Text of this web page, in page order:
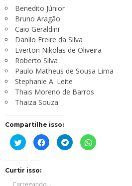
Benedito Júnior
Bruno Aragão
Caio Geraldini
Danilo Freire da Silva
Everton Nikolas de Oliveira
Roberto Silva
Paulo Matheus de Sousa Lima
Stephanie A. Leite
Thais Moreno de Barros
Thaiza Souza
Compartilhe isso:
Clique
para
compartilhar
em
janela)
Clique
para
compartilhar
janela)
Clique
para
compartilhar
Clique
para
Curtir isso: